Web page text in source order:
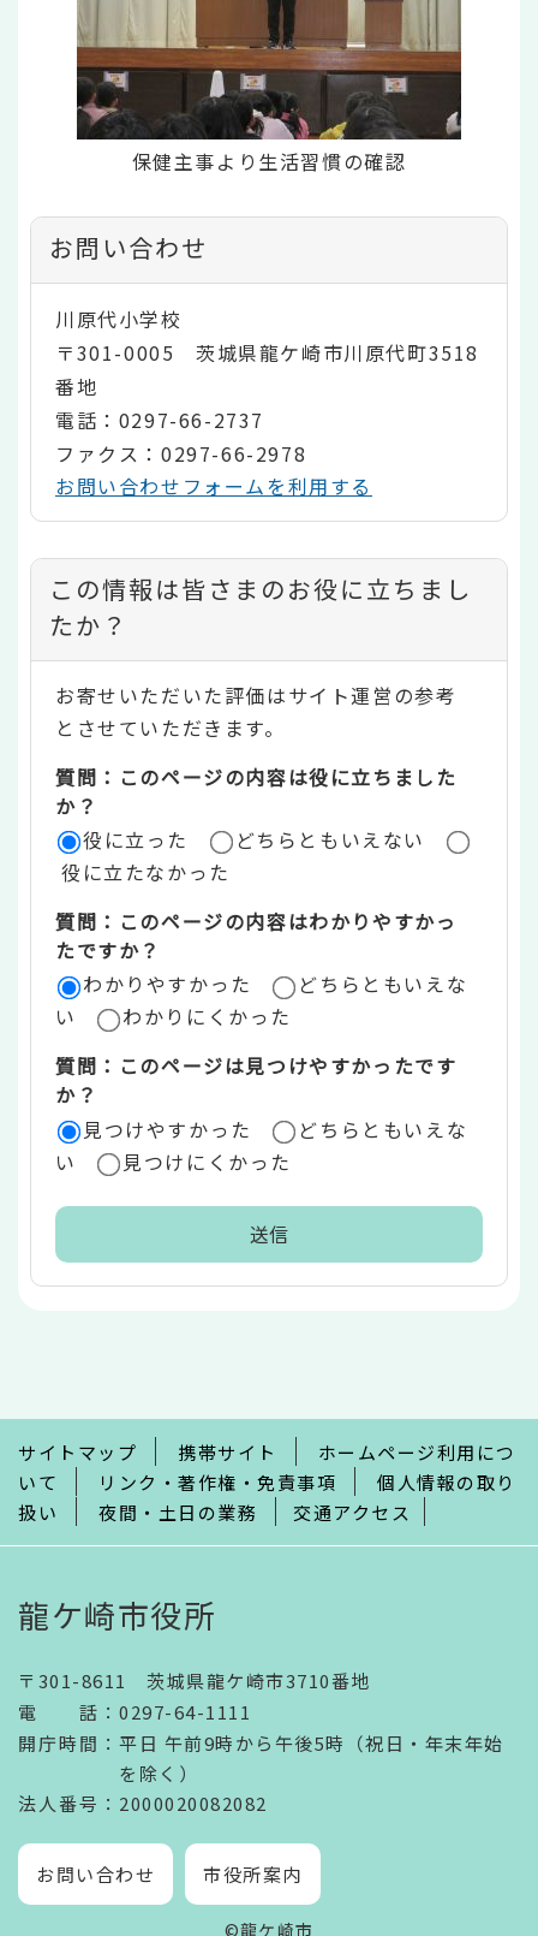
保健主事より生活習慣の確認
お問い合わせ
川原代小学校
〒301-0005 茨城県龍ケ崎市川原代町3518
番地
電話：0297-66-2737
ファクス：0297-66-2978
お問い合わせフォームを利用する
コ
ン
テ
ン
ツ
評
価
リ
ア
この情報は皆さまのお役に立ちまし
たか？
お寄せいただいた評価はサイト運営の参考
とさせていただきます。
質問：このページの内容は役に立ちました
か？
役に立った
どちらともいえない
役に立たなかった
質問：このページの内容はわかりやすかっ
たですか？
わかりやすかった
どちらともいえな
い
わかりにくかった
質問：このページは見つけやすかったです
か？
見つけやすかった
どちらともいえな
い
見つけにくかった
で
サイトマップ 携帯サイト
ホームページ利用につ
いて
リンク・著作権・免責事項
個人情報の取り
扱い
夜間・土日の業務 交通アクセス
龍ケ崎市役所
〒301-8611 茨城県龍ケ崎市3710番地
電話 ： 0297-64-1111
開庁時間 ： 平日 午前9時から午後5時（祝日・年末年始
を除く）
法人番号 ：2000020082082
お問い合わせ 市役所案内
©龍ケ崎市